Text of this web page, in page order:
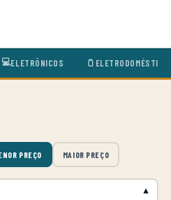
💻ELETRÔNICOS 🫙
PREÇO MAIOR PREÇO
▾